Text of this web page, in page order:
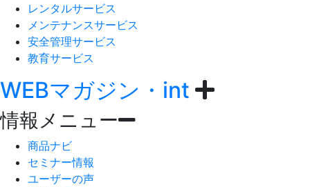
レンタルサービス
メンテナンスサービス
安全管理サービス
教育サービス
WEBマガジン・int
情報メニュー
商品ナビ
セミナー情報
ユーザーの声